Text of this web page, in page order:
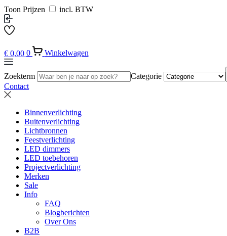
Toon Prijzen incl. BTW
€ 0,00 0 Winkelwagen
Zoekterm
Categorie
Contact
Binnenverlichting
Buitenverlichting
Lichtbronnen
Feestverlichting
LED dimmers
LED toebehoren
Projectverlichting
Merken
Sale
Info
FAQ
Blogberichten
Over Ons
B2B